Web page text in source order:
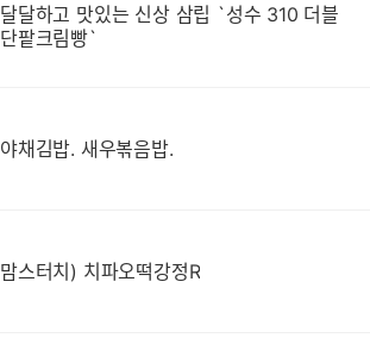
달달하고 맛있는 신상 삼립 `성수 310 더블
단팥크림빵`
야채김밥. 새우볶음밥.
맘스터치) 치파오떡강정R